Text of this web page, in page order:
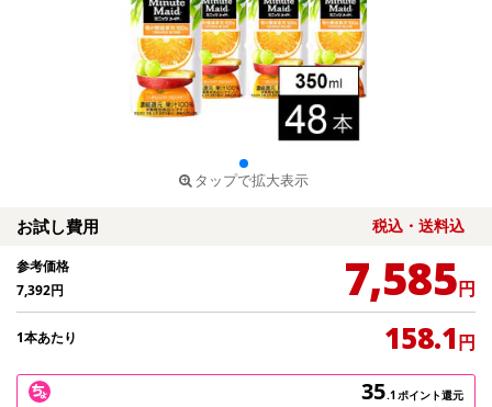
タップで拡大表示
お試し費用 税込・送料込
参考価格
7,392円 7,585円
1本あたり 158.1円
35.1ポイント還元